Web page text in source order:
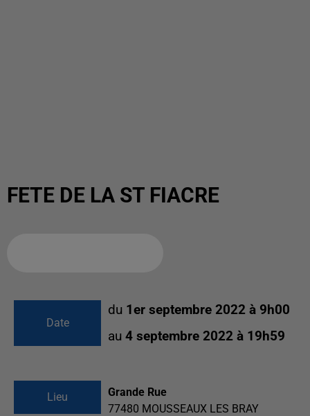
FETE DE LA ST FIACRE
Date
du 1er septembre 2022 à 9h00
au 4 septembre 2022 à 19h59
Lieu
Grande Rue
77480 MOUSSEAUX LES BRAY